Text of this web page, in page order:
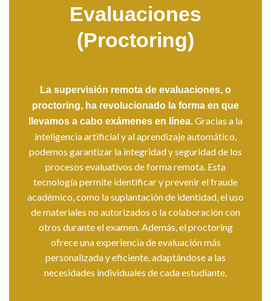
Evaluaciones
(Proctoring)
La supervisión remota de evaluaciones, o
proctoring, ha revolucionado la forma en que
llevamos a cabo exámenes en línea.Gracias a la
inteligencia artificial y al aprendizaje automático,
podemos garantizar la integridad y seguridad de los
procesos evaluativos de forma remota. Esta
tecnología permite identificar y prevenir el fraude
académico, como la suplantación de identidad, el uso
de materiales no autorizados o la colaboración con
otros durante el examen. Además, el proctoring
ofrece una experiencia de evaluación más
personalizada y eficiente, adaptándose a las
necesidades individuales de cada estudiante.